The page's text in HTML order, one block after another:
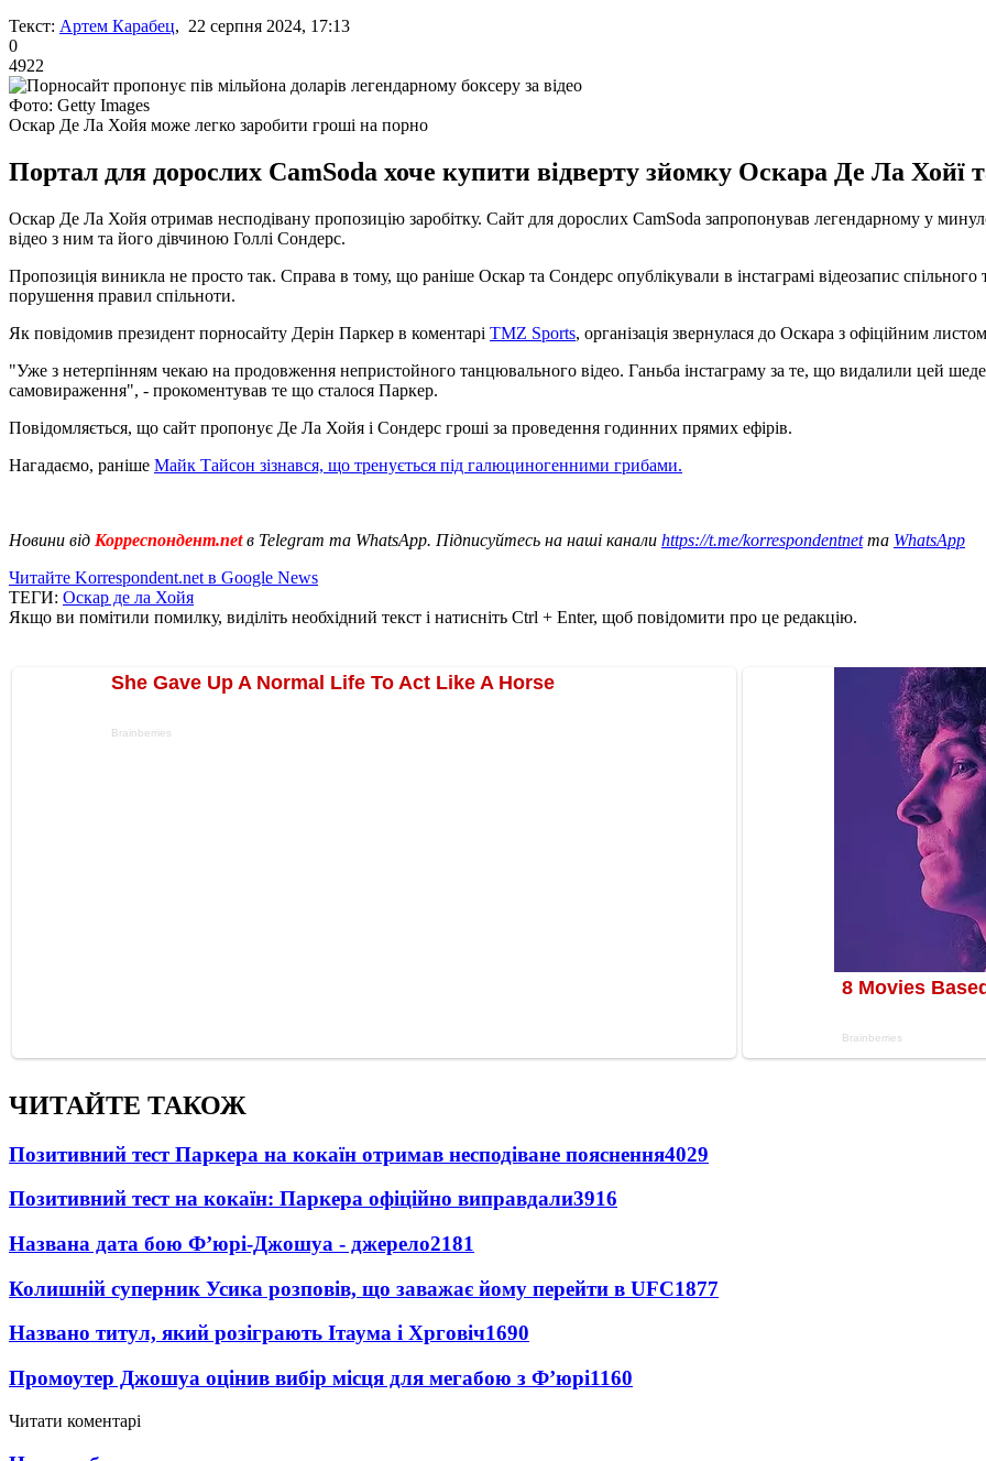
Текст: Артем Карабец, 22 серпня 2024, 17:13
0
4922
Фото: Getty Images
Оскар Де Ла Хойя може легко заробити гроші на порно
Портал для дорослих CamSoda хоче купити відверту зйомку Оскара Де Ла Хойї
Оскар Де Ла Хойя отримав несподівану пропозицію заробітку. Сайт для дорослих CamSoda запропонував легендарному у
відео з ним та його дівчиною Голлі Сондерс.
Пропозиція виникла не просто так. Справа в тому, що раніше Оскар та Сондерс опублікували в інстаграмі відеозапис спільного
порушення правил спільноти.
Як повідомив президент порносайту Дерін Паркер в коментарі TMZ Sports, організація звернулася до Оскара з офіційним
"Уже з нетерпінням чекаю на продовження непристойного танцювального відео. Ганьба інстаграму за те, що видалили цей
самовираження", - прокоментував те що сталося Паркер.
Повідомляється, що сайт пропонує Де Ла Хойя і Сондерс гроші за проведення годинних прямих ефірів.
Нагадаємо, раніше Майк Тайсон зізнався, що тренується під галюциногенними грибами.
Новини від Корреспондент.netв Telegram та WhatsApp. Підписуйтесь на наші канали https://t.me/korrespondentnetта WhatsApp
Читайте Korrespondent.net в Google News
ТЕГИ: Оскар де ла Хойя
Якщо ви помітили помилку, виділіть необхідний текст і натисніть Ctrl + Enter, щоб повідомити про це редакцію.
ЧИТАЙТЕ ТАКОЖ
Позитивний тест Паркера на кокаїн отримав несподіване пояснення4029
Позитивний тест на кокаїн: Паркера офіційно виправдали3916
Названа дата бою Ф’юрі-Джошуа - джерело2181
Колишній суперник Усика розповів, що заважає йому перейти в UFC1877
Названо титул, який розіграють Ітаума і Хрговіч1690
Промоутер Джошуа оцінив вибір місця для мегабою з Ф’юрі1160
Читати коментарі